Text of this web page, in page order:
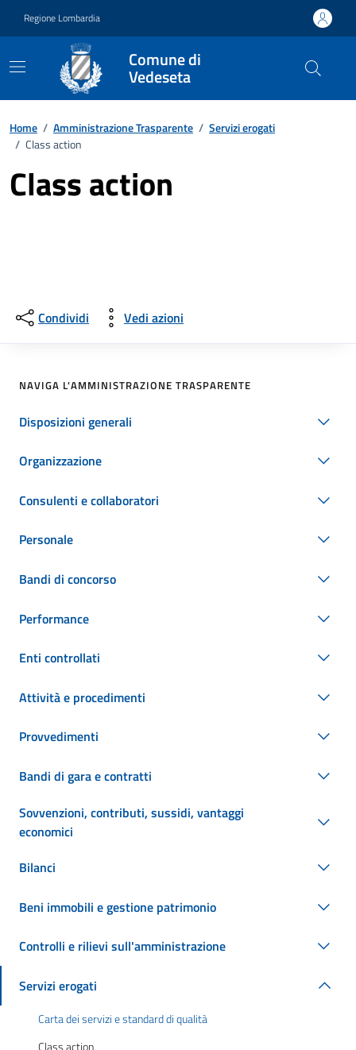
Regione Lombardia
Comune di
Vedeseta
Home / Amministrazione Trasparente / Servizi erogati
/ Class action
Class action
Condividi Vedi azioni
NAVIGA L'AMMINISTRAZIONE TRASPARENTE
Disposizioni generali
Organizzazione
Consulenti e collaboratori
Personale
Bandi di concorso
Performance
Enti controllati
Attività e procedimenti
Provvedimenti
Bandi di gara e contratti
Sovvenzioni, contributi, sussidi, vantaggi
economici
Bilanci
Beni immobili e gestione patrimonio
Controlli e rilievi sull'amministrazione
Servizi erogati
Carta dei servizi e standard di qualità